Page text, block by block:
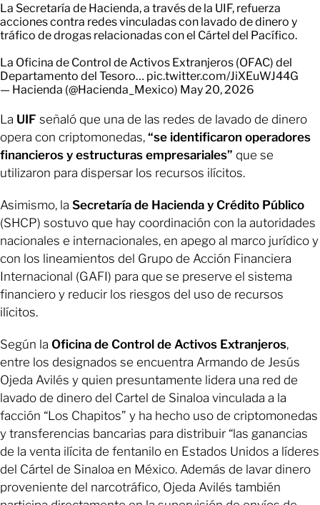
La Secretaría de Hacienda, a través de la UIF, refuerza
acciones contra redes vinculadas con lavado de dinero y
tráfico de drogas relacionadas con el Cártel del Pacífico.
La Oficina de Control de Activos Extranjeros (OFAC) del
Departamento del Tesoro… pic.twitter.com/JiXEuWJ44G
— Hacienda (@Hacienda_Mexico) May 20, 2026
La UIF señaló que una de las redes de lavado de dinero
opera con criptomonedas, “se identificaron operadores
financieros y estructuras empresariales” que se
utilizaron para dispersar los recursos ilícitos.
Asimismo, la Secretaría de Hacienda y Crédito Público
(SHCP) sostuvo que hay coordinación con la autoridades
nacionales e internacionales, en apego al marco jurídico y
con los lineamientos del Grupo de Acción Financiera
Internacional (GAFI) para que se preserve el sistema
financiero y reducir los riesgos del uso de recursos
ilícitos.
Según la Oficina de Control de Activos Extranjeros,
entre los designados se encuentra Armando de Jesús
Ojeda Avilés y quien presuntamente lidera una red de
lavado de dinero del Cartel de Sinaloa vinculada a la
facción “Los Chapitos” y ha hecho uso de criptomonedas
y transferencias bancarias para distribuir “las ganancias
de la venta ilícita de fentanilo en Estados Unidos a líderes
del Cártel de Sinaloa en México. Además de lavar dinero
proveniente del narcotráfico, Ojeda Avilés también